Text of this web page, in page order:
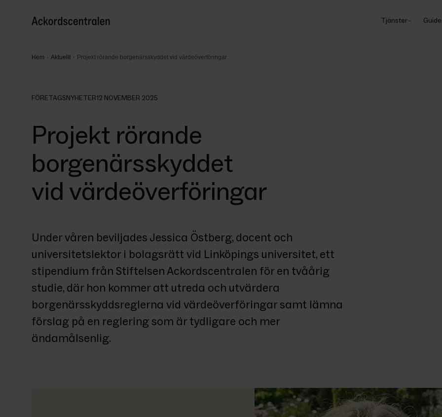
Tjänster
Hem Aktuellt Projekt rörande borgenärsskyddet vid värdeöverföringar
FÖRETAGSNYHETER12 NOVEMBER 2025
Projekt rörande
borgenärsskyddet
vid värdeöverföringar
Under våren beviljades Jessica Östberg, docent och
universitetslektor i bolagsrätt vid Linköpings universitet, ett
stipendium från Stiftelsen Ackordscentralen för en tvåårig
studie, där hon kommer att utreda och utvärdera
borgenärsskyddsreglerna vid värdeöverföringar samt lämna
förslag på en reglering som är tydligare och mer
ändamålsenlig.